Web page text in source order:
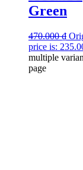
Green
470.000₫
price is:
multiple
page